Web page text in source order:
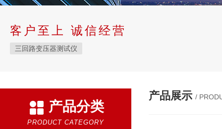
客户至上 诚信经营
三回路变压器测试仪
产品分类
PRODUCT CATEGORY
产品展示 /